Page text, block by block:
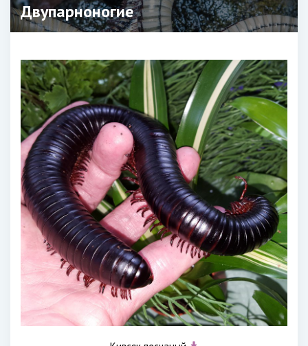
Двупарноногие